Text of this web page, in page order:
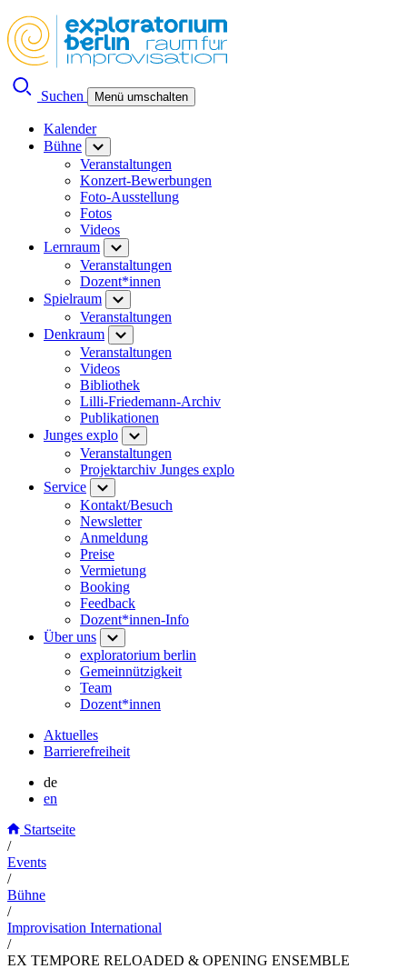
Suchen Menü umschalten
Kalender
Bühne
Veranstaltungen
Konzert-Bewerbungen
Foto-Ausstellung
Fotos
Videos
Lernraum
Veranstaltungen
Dozent*innen
Spielraum
Veranstaltungen
Denkraum
Veranstaltungen
Videos
Bibliothek
Lilli-Friedemann-Archiv
Publikationen
Junges explo
Veranstaltungen
Projektarchiv Junges explo
Service
Kontakt/Besuch
Newsletter
Anmeldung
Preise
Vermietung
Booking
Feedback
Dozent*innen-Info
Über uns
exploratorium berlin
Gemeinnützigkeit
Team
Dozent*innen
Aktuelles
Barrierefreiheit
de
en
Startseite
/
Events
/
Bühne
/
Improvisation International
/
EX TEMPORE RELOADED & OPENING ENSEMBLE